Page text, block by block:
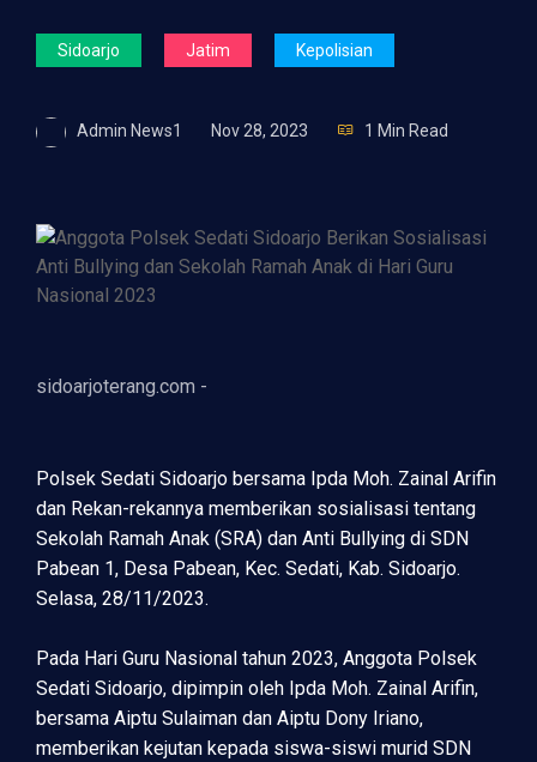
Sidoarjo Jatim Kepolisian
Admin News1 Nov 28, 2023 1 Min Read
sidoarjoterang.com -
Polsek Sedati Sidoarjo bersama Ipda Moh. Zainal Arifin
dan Rekan-rekannya memberikan sosialisasi tentang
Sekolah Ramah Anak (SRA) dan Anti Bullying di SDN
Pabean 1, Desa Pabean, Kec. Sedati, Kab. Sidoarjo.
Selasa, 28/11/2023.
Pada Hari Guru Nasional tahun 2023, Anggota Polsek
Sedati Sidoarjo, dipimpin oleh Ipda Moh. Zainal Arifin,
bersama Aiptu Sulaiman dan Aiptu Dony Iriano,
memberikan kejutan kepada siswa-siswi murid SDN